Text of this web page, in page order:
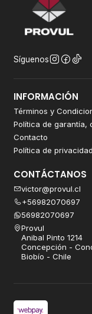
Síguenos
INFORMACIÓN
Términos y
Política de garantía,
Contacto
Política de privacidad
CONTÁCTANOS
victor@provul.cl
+56982070697
56982070697
Provul
Anibal Pinto 1214
Concepción -
Biobío - Chile